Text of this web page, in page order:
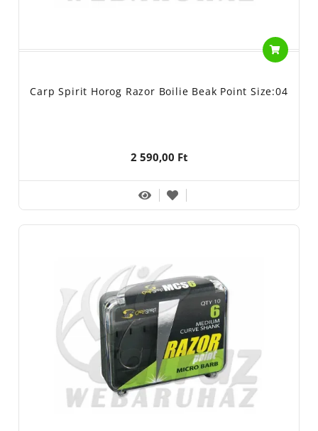
Carp Spirit Horog Razor Boilie Beak Point Size:04
2 590,00 Ft